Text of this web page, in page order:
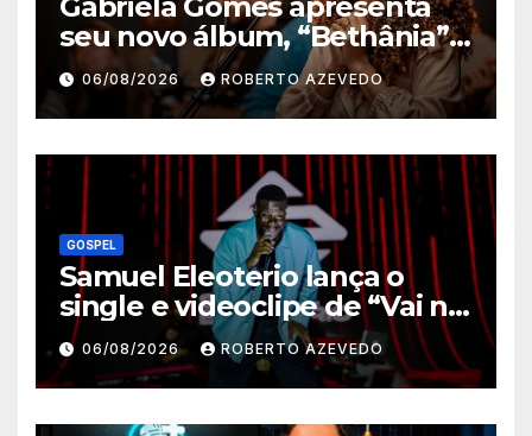
Gabriela Gomes apresenta
seu novo álbum, “Bethânia”,
e o clipe de “Manso e
Humilde”, com a participação
de Jessé Perão
06/08/2026 ROBERTO AZEVEDO
GOSPEL
Samuel Eleoterio lança o
single e videoclipe de “Vai na
Marcha”
06/08/2026 ROBERTO AZEVEDO